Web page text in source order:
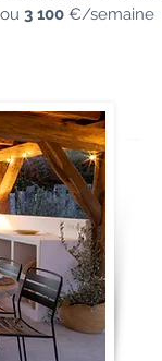
ou 3 100 €/semaine